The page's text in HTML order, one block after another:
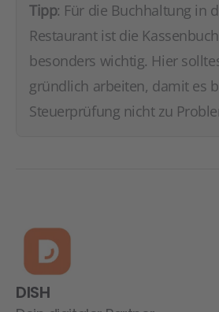
Tipp: Für die Buchhaltung in
Restaurant ist die
besonders wichtig. Hier
gründlich arbeiten, damit es
Steuerprüfung nicht zu
DISH